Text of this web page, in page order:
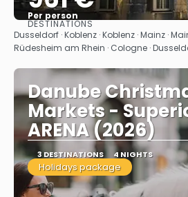
Per person
See
DESTINATIONS
Dusseldorf · Koblenz · Koblenz · Mainz ·
Rüdesheim am Rhein · Cologne ·
Danube
Markets -
ARENA (2026)
3 DESTINATIONS 4 NIGHTS
Holidays package